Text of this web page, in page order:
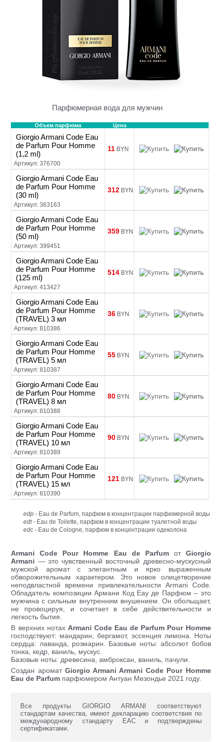
Парфюмерная вода для мужчин
Объем парфюма Цена
Giorgio Armani Code Eau
de Parfum Pour Homme
(1,2 ml)
Артикул: 376700
11 BYN
Giorgio Armani Code Eau
de Parfum Pour Homme
(30 ml)
Артикул: 363163
312 BYN
Giorgio Armani Code Eau
de Parfum Pour Homme
(50 ml)
Артикул: 399451
359 BYN
Giorgio Armani Code Eau
de Parfum Pour Homme
(125 ml)
Артикул: 413427
514 BYN
Giorgio Armani Code Eau
de Parfum Pour Homme
(TRAVEL) 3 мл
Артикул: 810386
36 BYN
Giorgio Armani Code Eau
de Parfum Pour Homme
(TRAVEL) 5 мл
Артикул: 810387
55 BYN
Giorgio Armani Code Eau
de Parfum Pour Homme
(TRAVEL) 8 мл
Артикул: 810388
80 BYN
Giorgio Armani Code Eau
de Parfum Pour Homme
(TRAVEL) 10 мл
Артикул: 810389
90 BYN
Giorgio Armani Code Eau
de Parfum Pour Homme
(TRAVEL) 15 мл
Артикул: 810390
121 BYN
edp - Eau de Parfum, парфюм в концентрации парфюмерной воды
edt- Eau de Toilette, парфюм в концентрации туалетной воды
edc - Eau de Cologne, парфюм в концентрации одеколона
Armani Code Pour Homme Eau de Parfumот Giorgio
Armani — это чувственный восточный древесно-мускусный
мужской аромат с элегантным и ярко выраженным
обворожительным характером. Это новое олицетворение
неподвластной времени привлекательности Armani Code.
Обладатель композиции Армани Код Еау де Парфюм – это
мужчина с сильным внутренним внушением. Он обольщает,
не провоцируя, и сочетает в себе действительности и
легкость бытия.
В верхних нотах Armani Code Eau de Parfum Pour Homme
господствуют: мандарин, бергамот, эссенция лимона. Ноты
сердца: лаванда, розмарин. Базовые ноты: абсолют бобов
тонка, кедр, ваниль, мускус.
Базовые ноты: древесина, амброксан, ваниль, пачули.
Создан аромат Giorgio Armani Armani Code Pour Homme
Eau de Parfum парфюмером Антуан Мезондье 2021 году.
Все продукты GIORGIO ARMANI соответствуют
стандартам качества, имеют декларацию соответствия по
международному стандарту ЕАС и подтверждены
сертификатами.